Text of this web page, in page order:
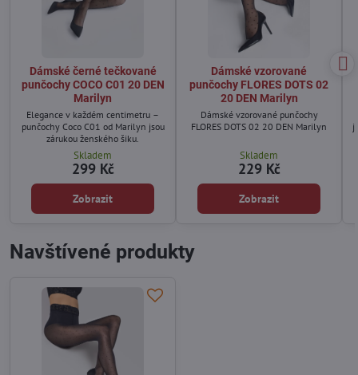
Dámské černé tečkované
punčochy COCO C01 20 DEN
Marilyn
Elegance v každém centimetru –
punčochy Coco C01 od Marilyn jsou
zárukou ženského šiku.
Skladem
299 Kč
Zobrazit
Dámské vzorované
punčochy FLORES DOTS 02
20 DEN Marilyn
Dámské vzorované punčochy
FLORES DOTS 02 20 DEN Marilyn
Skladem
229 Kč
Zobrazit
Navštívené produkty